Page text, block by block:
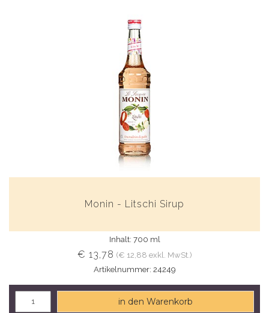
Monin - Litschi Sirup
Inhalt: 700 ml
€ 13,78 (€ 12,88 exkl. MwSt.)
Artikelnummer: 24249
in den Warenkorb